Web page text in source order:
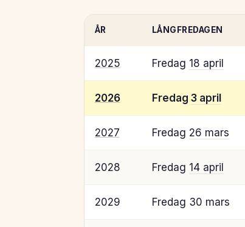
ÅR LÅNGFREDAGEN
2025 Fredag 18 april
2026 Fredag 3 april
2027 Fredag 26 mars
2028 Fredag 14 april
2029 Fredag 30 mars